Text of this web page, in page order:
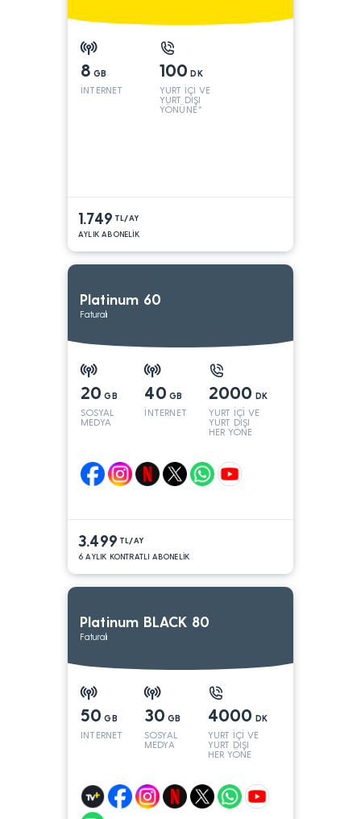
8 GB
İNTERNET
100 DK
YURT İÇİ VE
YURT DIŞI
YÖNÜNE*
1.749 TL/AY
AYLIK ABONELİK
Platinum 60
Faturalı
20 GB
SOSYAL
MEDYA
40 GB
İNTERNET
2000 DK
YURT İÇİ VE
YURT DIŞI
HER YÖNE
3.499 TL/AY
6 AYLIK KONTRATLI ABONELİK
Platinum BLACK 80
Faturalı
50 GB
INTERNET
30 GB
SOSYAL
MEDYA
4000 DK
YURT İÇİ VE
YURT DIŞI
HER YÖNE